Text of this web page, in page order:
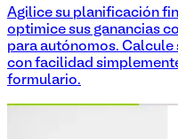
Agilice su planificación
optimice sus ganancias
para autónomos.
con facilidad
formulario.